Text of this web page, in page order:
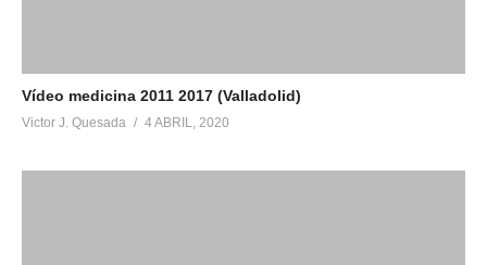
Vídeo medicina 2011 2017 (Valladolid)
Victor J. Quesada 4 ABRIL, 2020